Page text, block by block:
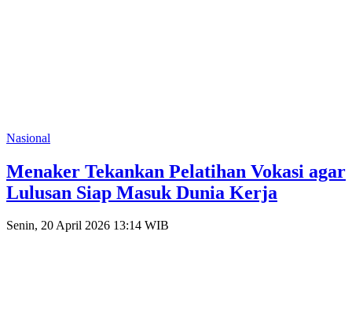
Nasional
Menaker Tekankan Pelatihan Vokasi agar
Lulusan Siap Masuk Dunia Kerja
Senin, 20 April 2026 13:14 WIB